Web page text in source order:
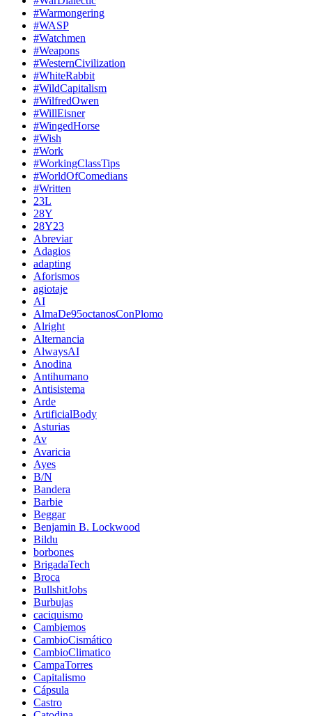
#Warmongering
#WASP
#Watchmen
#Weapons
#WesternCivilization
#WhiteRabbit
#WildCapitalism
#WilfredOwen
#WillEisner
#WingedHorse
#Wish
#Work
#WorkingClassTips
#WorldOfComedians
#Written
23L
28Y
28Y23
Abreviar
Adagios
adapting
Aforismos
agiotaje
AI
AlmaDe95octanosConPlomo
Alright
Alternancia
AlwaysAI
Anodina
Antihumano
Antisistema
Arde
ArtificialBody
Asturias
Av
Avaricia
Ayes
B/N
Bandera
Barbie
Beggar
Benjamin B. Lockwood
Bildu
borbones
BrigadaTech
Broca
BullshitJobs
Burbujas
caciquismo
Cambiemos
CambioCismático
CambioClimatico
CampaTorres
Capitalismo
Cápsula
Castro